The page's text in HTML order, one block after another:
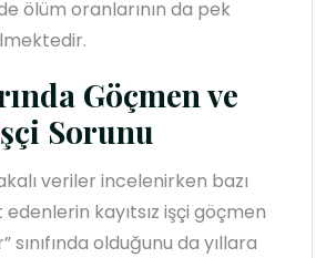
ölüm oranlarının da pek
Göçmen ve
Sorunu
veriler incelenirken bazı
kayıtsız işçi göçmen
sınıfında olduğunu da yıllara